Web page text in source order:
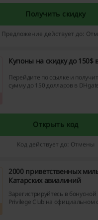
вас курс и получите новую
выгодой. Цены на сайте уже
себя скидку.
Получить скидку
Предложение действует до:
Купоны на скидку до 150$
Перейдите по ссылке и
сумму до 150 долларов в
Открыть код
Код действует до: Отмены
2000 приветственных
Катарских авиалиний
Зарегистрируйтесь в
Privilege Club на официальном